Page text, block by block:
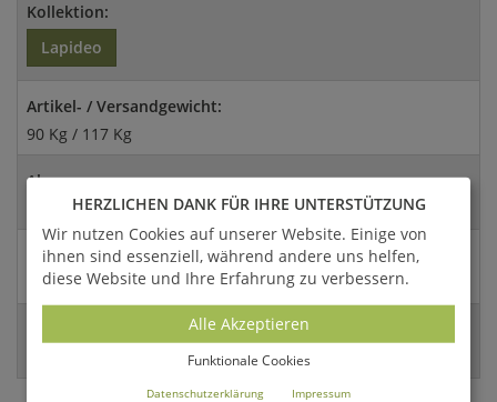
Kollektion:
Lapideo
Artikel- / Versandgewicht:
90 Kg / 117 Kg
Abmessungen:
120x44cm (HxDm)
Versandart:
Spedition
HERZLICHEN DANK FÜR IHRE UNTERSTÜTZUNG
Wir nutzen Cookies auf unserer Website. Einige von
ihnen sind essenziell, während andere uns helfen,
diese Website und Ihre Erfahrung zu verbessern.
Alle Akzeptieren
Funktionale Cookies
Datenschutzerklärung Impressum